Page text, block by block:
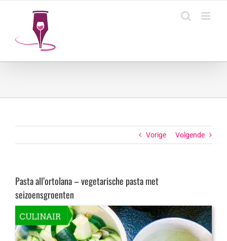
Vorige Volgende
Pasta all’ortolana – vegetarische pasta met
seizoensgroenten